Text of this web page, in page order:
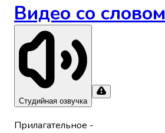
Видео со словом
Студийная озвучка
Прилагательное -